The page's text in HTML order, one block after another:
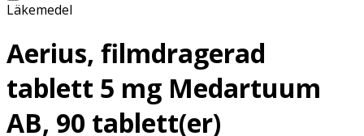
Läkemedel
Aerius, filmdragerad
tablett 5 mg Medartuum
AB, 90 tablett(er)